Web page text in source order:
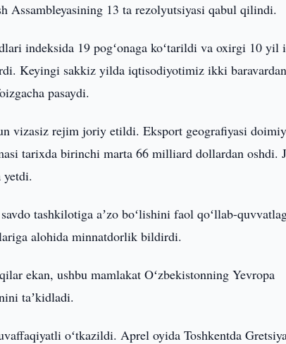
Assambleyasining 13 ta rezolyutsiyasi qabul qilindi.
indeksida 19 pogʻonaga koʻtarildi va oxirgi 10 yil
Keyingi sakkiz yilda iqtisodiyotimiz ikki baravardan
pasaydi.
vizasiz rejim joriy etildi. Eksport geografiyasi doimiy
tarixda birinchi marta 66 milliard dollardan oshdi.
tashkilotiga aʼzo boʻlishini faol qoʻllab-
alohida minnatdorlik bildirdi.
ekan, ushbu mamlakat Oʻzbekistonning Yevropa
taʼkidladi.
oʻtkazildi. Aprel oyida Toshkentda